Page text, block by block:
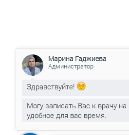
Марина Гаджиева
Администратор
Здравствуйте!
Могу записать Вас к врачу на
удобное для вас время.